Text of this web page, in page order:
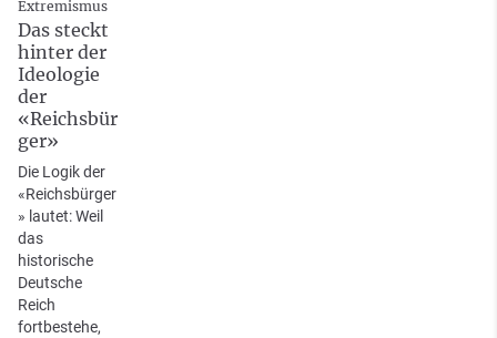
Extremismus
Das steckt
hinter der
Ideologie
der
«Reichsbür
ger»
Die Logik der
«Reichsbürger
» lautet: Weil
das
historische
Deutsche
Reich
fortbestehe,